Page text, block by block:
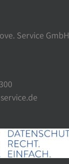
Service GmbH